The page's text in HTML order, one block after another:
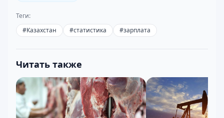
Теги:
#Казахстан #статистика #зарплата
Читать также